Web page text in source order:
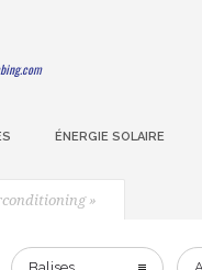
ÉNERGIE SOLAIRE
»